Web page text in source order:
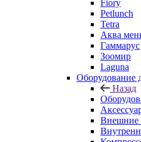
Fiory
Petlunch
Tetra
Аква
Гаммарус
Зоомир
Laguna
Оборудование
Назад
Внешние